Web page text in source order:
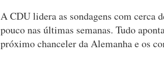
A CDU lidera as sondagens com cerca
pouco nas últimas semanas. Tudo
próximo chanceler da Alemanha e os